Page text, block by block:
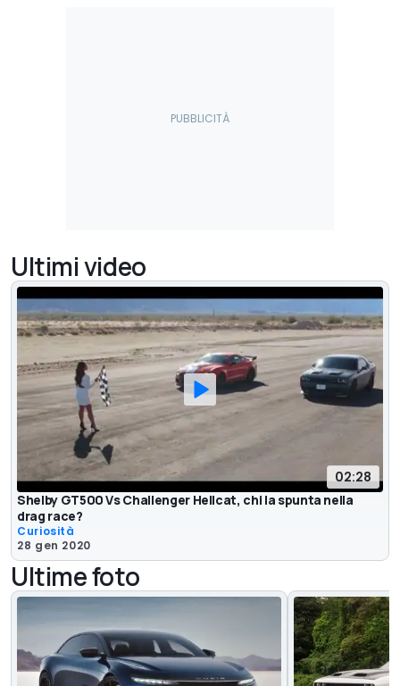
Ultimi video
02:28
Shelby GT500 Vs Challenger Hellcat, chi la spunta nella
drag race?
Curiosità
28 gen 2020
Ultime foto